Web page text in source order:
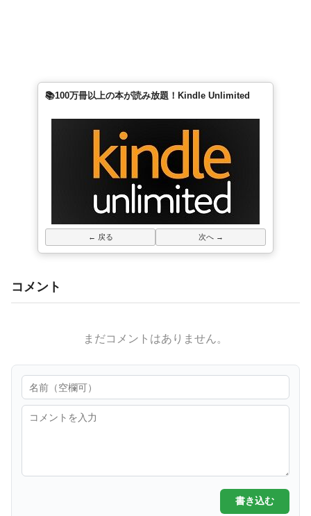
📚100万冊以上の本が読み放題！Kindle Unlimited
← 戻る 次へ →
コメント
まだコメントはありません。
書き込む